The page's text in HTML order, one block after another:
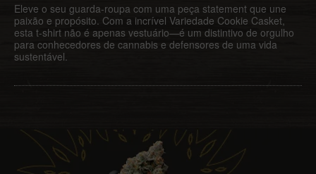
Eleve o seu guarda-roupa com uma peça statement que une
paixão e propósito. Com a incrível Variedade Cookie Casket,
esta t-shirt não é apenas vestuário—é um distintivo de orgulho
para conhecedores de cannabis e defensores de uma vida
sustentável.